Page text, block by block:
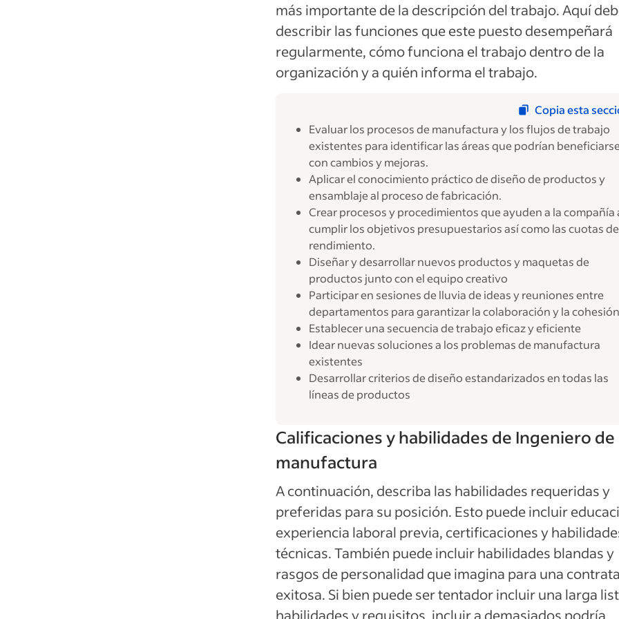
más importante de la descripción del trabajo. Aquí
describir las funciones que este puesto desempeñará
regularmente, cómo funciona el trabajo dentro de la
organización y a quién informa el trabajo.
Copia esta
Evaluar los procesos de manufactura y los flujos de trabajo
existentes para identificar las áreas que podrían
con cambios y mejoras.
Aplicar el conocimiento práctico de diseño de productos y
ensamblaje al proceso de fabricación.
Crear procesos y procedimientos que ayuden a la compañía
cumplir los objetivos presupuestarios así como las cuotas de
rendimiento.
Diseñar y desarrollar nuevos productos y maquetas de
productos junto con el equipo creativo
Participar en sesiones de lluvia de ideas y reuniones entre
departamentos para garantizar la colaboración y la
Establecer una secuencia de trabajo eficaz y eficiente
Idear nuevas soluciones a los problemas de manufactura
existentes
Desarrollar criterios de diseño estandarizados en todas las
líneas de productos
Calificaciones y habilidades de Ingeniero de
manufactura
A continuación, describa las habilidades requeridas y
preferidas para su posición. Esto puede incluir
experiencia laboral previa, certificaciones y
técnicas. También puede incluir habilidades blandas y
rasgos de personalidad que imagina para una
exitosa. Si bien puede ser tentador incluir una larga
habilidades y requisitos, incluir a demasiados podría